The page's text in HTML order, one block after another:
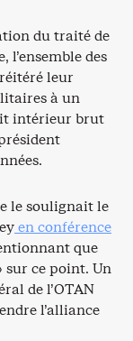
du traité de
l’ensemble des
leur
à un
intérieur brut
le soulignait le
en conférence
que
sur ce point. Un
de l’OTAN
l’alliance